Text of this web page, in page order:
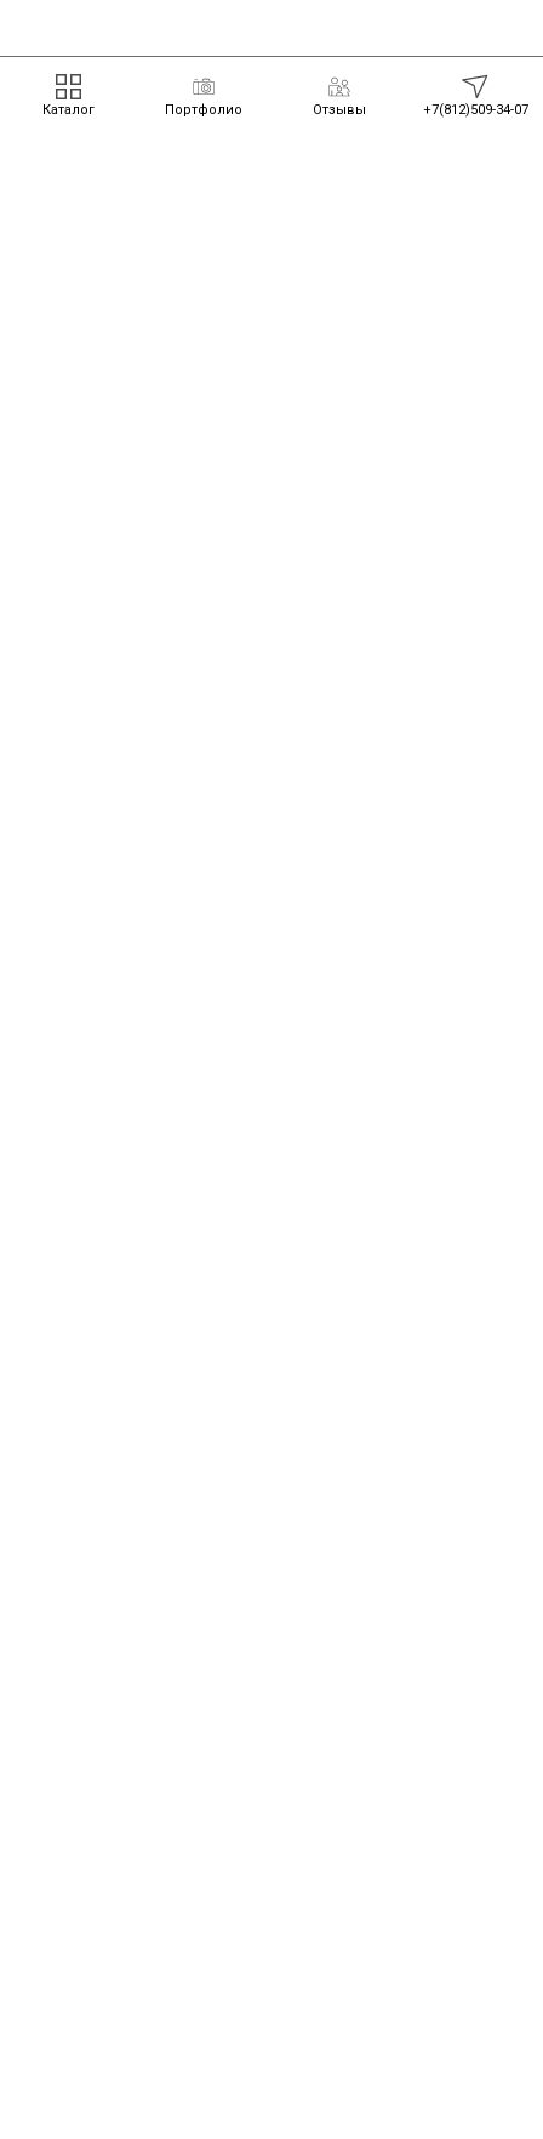
Каталог Портфолио Отзывы +7(812)509-34-07